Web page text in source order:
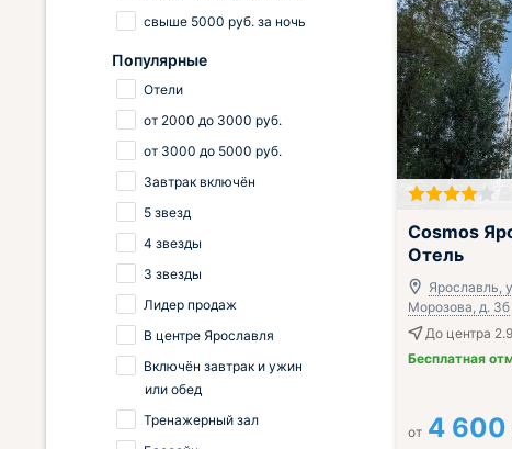
Cosmos
Отель
Ярославль,
Морозова, д. 3б
До центра
Бесплатная
от 4 600
свыше 5000 руб. за ночь
Популярные
Отели
от 2000 до 3000 руб.
от 3000 до 5000 руб.
Завтрак включён
5 звезд
4 звезды
3 звезды
Лидер продаж
В центре Ярославля
Включён завтрак и ужин
или обед
Тренажерный зал